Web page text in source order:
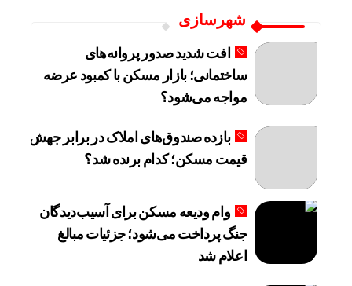
شهرسازی
افت شدید صدور پروانه‌های
ساختمانی؛ بازار مسکن با کمبود عرضه
مواجه می‌شود؟
بازده صندوق‌های املاک در برابر جهش
قیمت مسکن؛ کدام برنده شد؟
وام ودیعه مسکن برای آسیب‌دیدگان
جنگ پرداخت می‌شود؛ جزئیات مبالغ
اعلام شد